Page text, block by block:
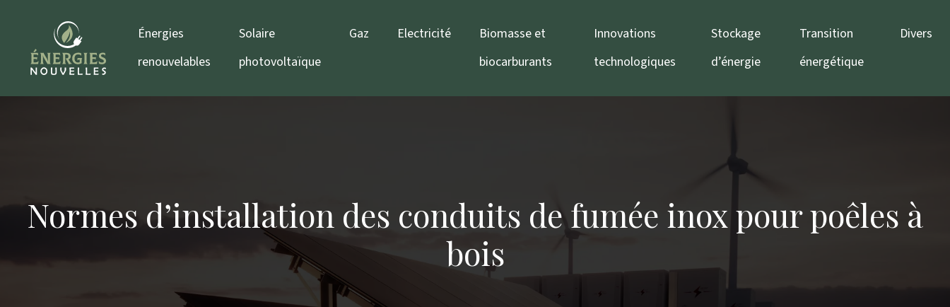
Énergies
renouvelables
Solaire
photovoltaïque
Gaz Electricité
Biomasse et
biocarburants
Innovations
technologiques
Stockage
d’énergie
Transition
énergétique
Divers
Normes d’installation des conduits de fumée inox pour poêles à
bois